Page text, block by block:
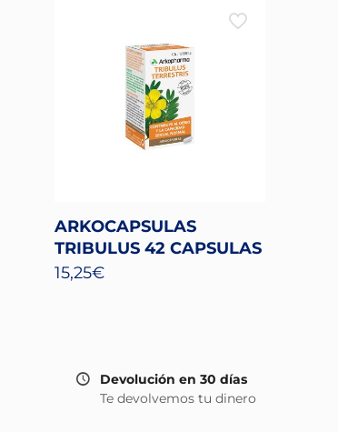
ARKOCAPSULAS
TRIBULUS 42 CAPSULAS
15,25€
Devolución en 30 días
Te devolvemos tu dinero